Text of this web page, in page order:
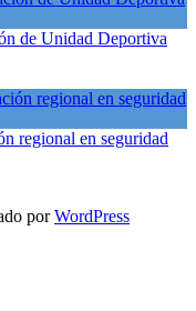
de Unidad Deportiva
regional en seguridad
porWordPress